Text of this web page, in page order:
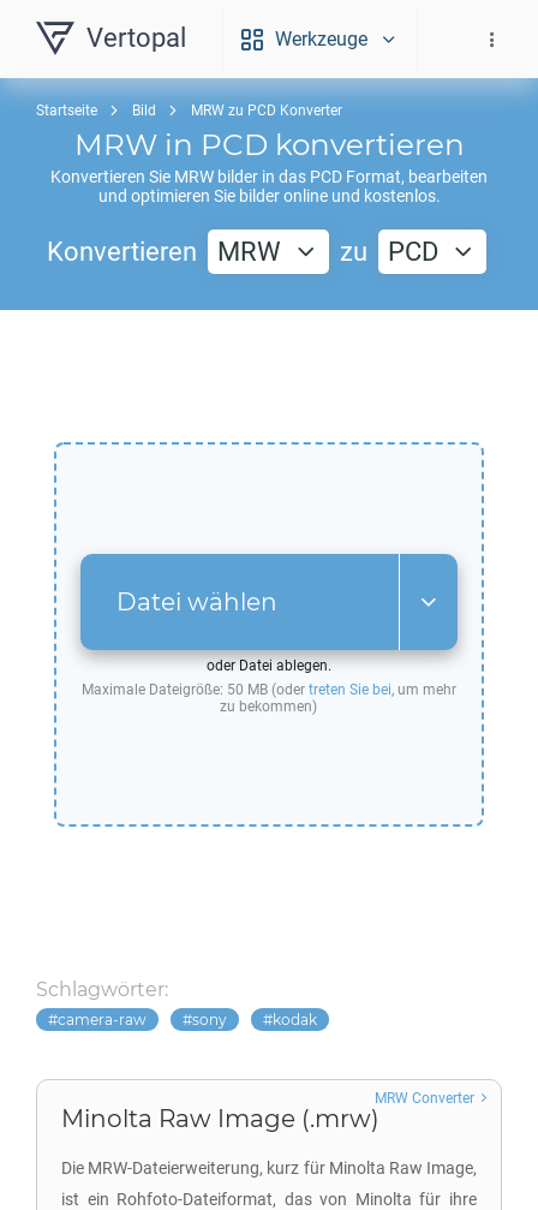
Vertopal Werkzeuge
Startseite Bild MRW zu PCD Konverter
MRWin PCD konvertieren
Konvertieren Sie MRW bilder in das PCD Format, bearbeiten
und optimieren Sie bilder online und kostenlos.
Konvertieren MRW zu PCD
Datei wählen
oder Datei ablegen.
Maximale Dateigröße: 50 MB (oder treten Sie bei, um mehr
zu bekommen)
Schlagwörter:
camera-raw sony kodak
Minolta Raw Image (.mrw)
Die MRW-Dateierweiterung, kurz für Minolta Raw Image,
ist ein Rohfoto-Dateiformat, das von Minolta für ihre
MRW Converter